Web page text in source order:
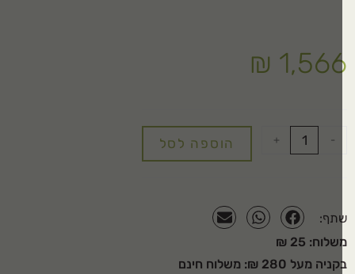
₪
הוספה לסל
25 ₪
מעל 280 ₪: משלוח חינם